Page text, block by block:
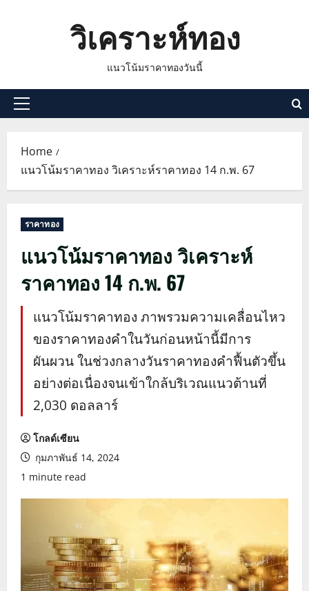
วิเคราะห์ทอง
แนวโน้มราคาทองวันนี้
Primary
Home
แนวโน้มราคาทอง วิเคราะห์ราคาทอง 14 ก.พ. 67
ราคาทอง
แนวโน้มราคาทอง วิเคราะห์
ราคาทอง 14 ก.พ. 67
แนวโน้มราคาทอง ภาพรวมความเคลื่อนไหว
ของราคาทองคำในวันก่อนหน้านี้มีการ
ผันผวน ในช่วงกลางวันราคาทองคำฟื้นตัวขึ้น
อย่างต่อเนื่องจนเข้าใกล้บริเวณแนวต้านที่
2,030 ดอลลาร์
โกลด์เซียน
กุมภาพันธ์ 14, 2024
1 minute read